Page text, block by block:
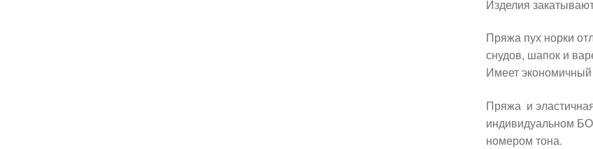
Изделия
Пряжа пух норки
снудов, шапок и
Имеет экономичный
Пряжа и
индивидуальном
номером тона.